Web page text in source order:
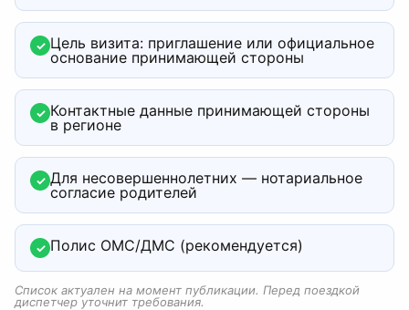
✓ Цель визита: приглашение или официальное
основание принимающей стороны
✓ Контактные данные принимающей стороны
в регионе
✓ Для несовершеннолетних — нотариальное
согласие родителей
✓ Полис ОМС/ДМС (рекомендуется)
Список актуален на момент публикации. Перед поездкой
диспетчер уточнит требования.